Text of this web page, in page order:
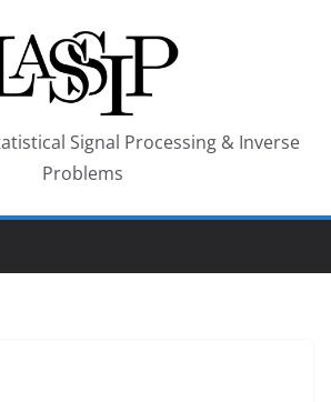
Signal Processing & Inverse
Problems